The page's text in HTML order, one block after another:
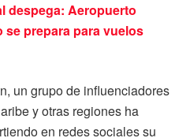
despega: Aeropuerto
se prepara para vuelos
un grupo de influenciadores
y otras regiones ha
en redes sociales su